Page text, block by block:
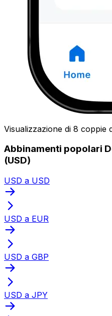
Visualizzazione di 8 coppie
Abbinamenti popolari
(USD)
USD a USD
USD a EUR
USD a GBP
USD a JPY